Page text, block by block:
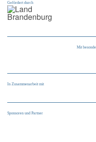
Gefördert durch
Mit
In Zusammenarbeit mit
Sponsoren und Partner